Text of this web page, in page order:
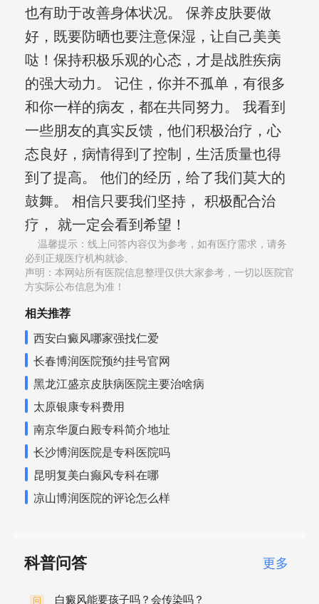
也有助于改善身体状况。 保养皮肤要做
好，既要防晒也要注意保湿，让自己美美
哒！保持积极乐观的心态，才是战胜疾病
的强大动力。 记住，你并不孤单，有很多
和你一样的病友，都在共同努力。 我看到
一些朋友的真实反馈，他们积极治疗，心
态良好，病情得到了控制，生活质量也得
到了提高。 他们的经历，给了我们莫大的
鼓舞。 相信只要我们坚持， 积极配合治
疗， 就一定会看到希望！
温馨提示：线上问答内容仅为参考，如有医疗需求，请务
必到正规医疗机构就诊,
声明：本网站所有医院信息整理仅供大家参考，一切以医院官
方实际公布信息为准！
相关推荐
西安白癜风哪家强找仁爱
长春博润医院预约挂号官网
黑龙江盛京皮肤病医院主要治啥病
太原银康专科费用
南京华厦白殿专科简介地址
长沙博润医院是专科医院吗
昆明复美白癫风专科在哪
凉山博润医院的评论怎么样
科普问答 更多
问 白癜风能要孩子吗？会传染吗？